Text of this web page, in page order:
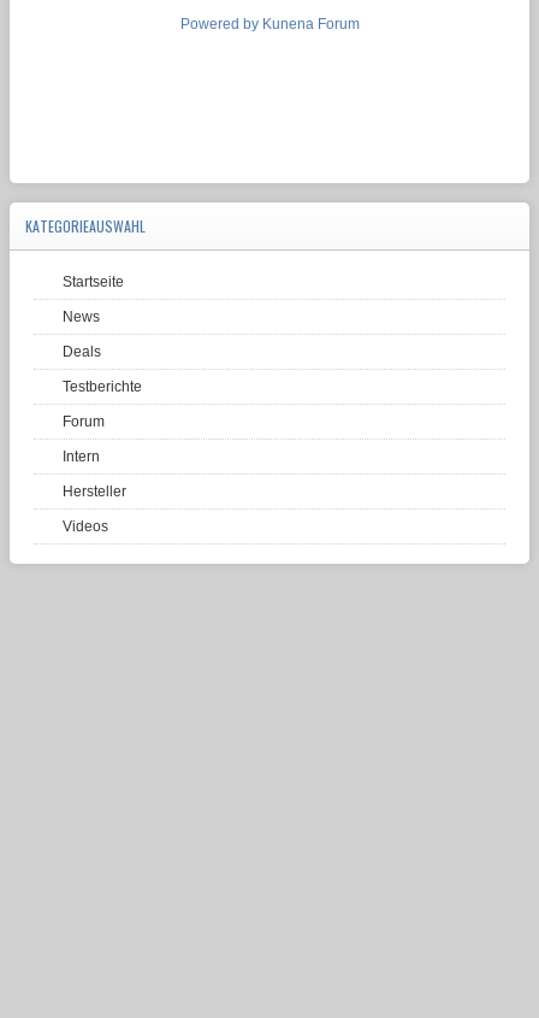
Powered by Kunena Forum
KATEGORIEAUSWAHL
Startseite
News
Deals
Testberichte
Forum
Intern
Hersteller
Videos